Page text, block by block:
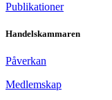
Publikationer
Handelskammaren
Påverkan
Medlemskap